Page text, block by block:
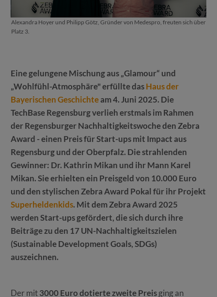
Alexandra Hoyer und Philipp Götz, Gründer von Medespro, freuten sich über
Platz 3.
Eine gelungene Mischung aus „Glamour“ und
„Wohlfühl-Atmosphäre" erfüllte dasHaus der
Bayerischen Geschichteam 4. Juni 2025. Die
TechBase Regensburg verlieh erstmals im Rahmen
der Regensburger Nachhaltigkeitswoche den Zebra
Award - einen Preis für Start-ups mit Impact aus
Regensburg und der Oberpfalz. Die strahlenden
Gewinner: Dr. Kathrin Mikan und ihr Mann Karel
Mikan. Sie erhielten ein Preisgeld von 10.000 Euro
und den stylischen Zebra Award Pokal für ihr Projekt
Superheldenkids. Mit dem Zebra Award 2025
werden Start-ups gefördert, die sich durch ihre
Beiträge zu den 17 UN-Nachhaltigkeitszielen
(Sustainable Development Goals, SDGs)
auszeichnen.
Der mit3000 Euro dotierte zweite Preisging an